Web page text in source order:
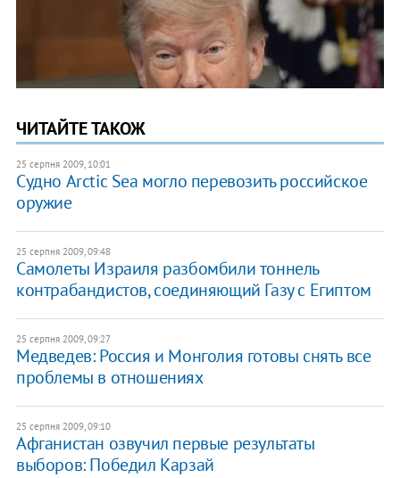
ЧИТАЙТЕ ТАКОЖ
25 серпня 2009, 10:01
Судно Arctic Sea могло перевозить российское
оружие
25 серпня 2009, 09:48
Самолеты Израиля разбомбили тоннель
контрабандистов, соединяющий Газу с Египтом
25 серпня 2009, 09:27
Медведев: Россия и Монголия готовы снять все
проблемы в отношениях
25 серпня 2009, 09:10
Афганистан озвучил первые результаты
выборов: Победил Карзай